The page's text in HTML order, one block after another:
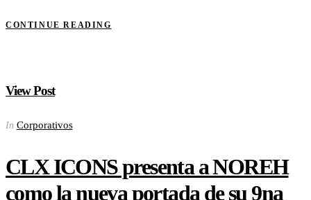
CONTINUE READING
View Post
In Corporativos
CLX ICONS presenta a NOREH
como la nueva portada de su 9na